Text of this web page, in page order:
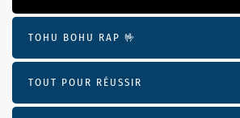
TOHU BOHU RAP 🤟
TOUT POUR RÉUSSIR